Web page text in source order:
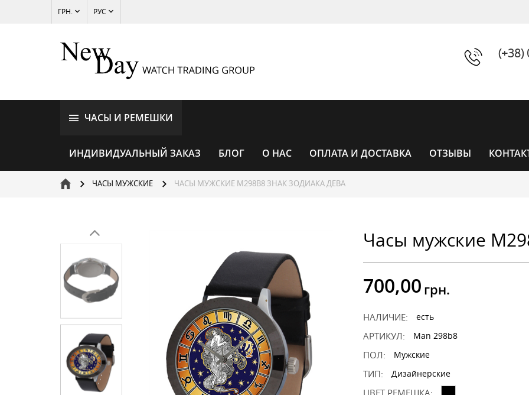
ГРН. РУС
(+38)
ЧАСЫ И РЕМЕШКИ
ИНДИВИДУАЛЬНЫЙ ЗАКАЗ БЛОГ О НАС ОПЛАТА И ДОСТАВКА ОТЗЫВЫ
ЧАСЫ ЖЕНСКИЕ
ЧАСЫ
УНИСЕКС
ЧАСЫ МУЖСКИЕ ЧАСЫ МУЖСКИЕ M298B8 ЗНАК ЗОДИАКА ДЕВА
Часы мужские
700,00 грн.
НАЛИЧИЕ: есть
АРТИКУЛ: Man 298b8
ПОЛ: Мужские
ТИП: Дизайнерские
ЦВЕТ РЕМЕШКА: